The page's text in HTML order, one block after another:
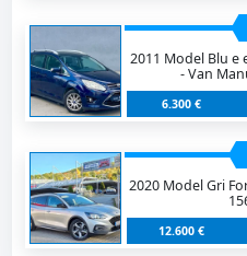
2011 Model Blu e
- Van
6.300 €
2020 Model Gri
12.600 €